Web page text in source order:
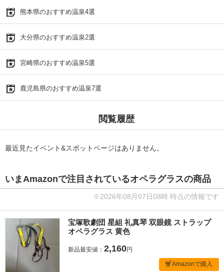
熊本県のおすすめ温泉4選
大分県のおすすめ温泉2選
宮崎県のおすすめ温泉5選
鹿児島県のおすすめ温泉7選
閲覧履歴
最近見たイベント&スポットページはありません。
いまAmazonで注目されているオペラグラスの商品
※2026年08月07日08時 時点の情報です
宝塚歌劇団 星組 礼真琴 双眼鏡 ストラップ
オペラグラス 黄色
新品最安値： 2,160円
Amazonで購入